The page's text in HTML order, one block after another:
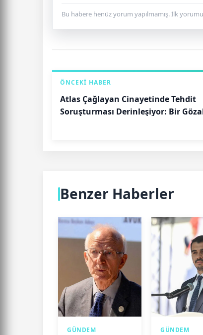
Bu habere henüz yorum yapılmamış. İlk yorumu
ÖNCEKI HABER
Atlas Çağlayan Cinayetinde Tehdit
Soruşturması Derinleşiyor: Bir
Benzer Haberler
GÜNDEM GÜNDEM